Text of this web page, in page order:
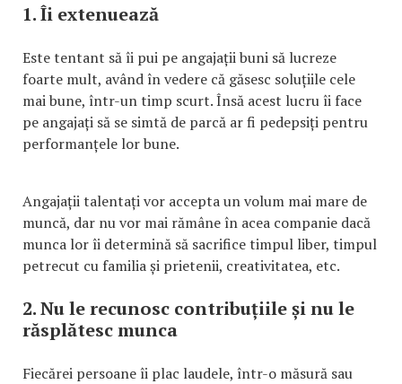
1. Îi extenuează
Este tentant să îi pui pe angajații buni să lucreze
foarte mult, având în vedere că găsesc soluțiile cele
mai bune, într-un timp scurt. Însă acest lucru îi face
pe angajați să se simtă de parcă ar fi pedepsiți pentru
performanțele lor bune.
Angajații talentați vor accepta un volum mai mare de
muncă, dar nu vor mai rămâne în acea companie dacă
munca lor îi determină să sacrifice timpul liber, timpul
petrecut cu familia și prietenii, creativitatea, etc.
2. Nu le recunosc contribuțiile și nu le
răsplătesc munca
Fiecărei persoane îi plac laudele, într-o măsură sau